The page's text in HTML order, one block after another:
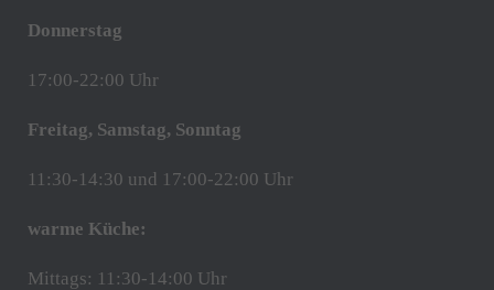
Donnerstag
17:00-22:00 Uhr
Freitag, Samstag, Sonntag
11:30-14:30 und 17:00-22:00 Uhr
warme Küche:
Mittags: 11:30-14:00 Uhr